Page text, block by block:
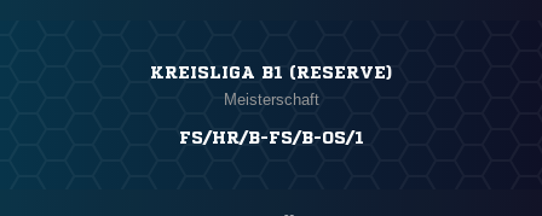
KREISLIGA B1 (RESERVE)
Meisterschaft
FS/HR/B-FS/B-OS/1